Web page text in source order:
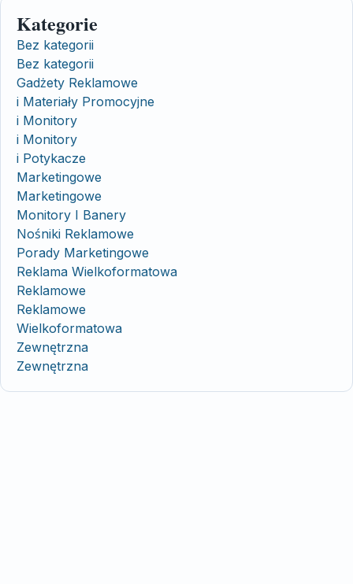
Kategorie
Bez kategorii
Bez kategorii
Gadżety Reklamowe
i Materiały Promocyjne
i Monitory
i Monitory
i Potykacze
Marketingowe
Marketingowe
Monitory I Banery
Nośniki Reklamowe
Porady Marketingowe
Reklama Wielkoformatowa
Reklamowe
Reklamowe
Wielkoformatowa
Zewnętrzna
Zewnętrzna